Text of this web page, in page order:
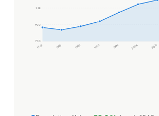
700
900
1,1 k
1968 1975 1982 1990 1999 2006 2011